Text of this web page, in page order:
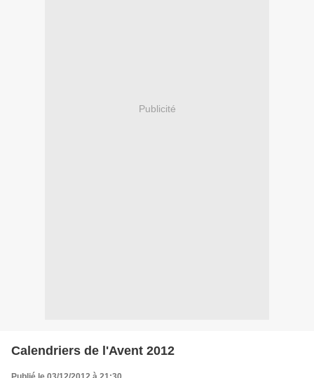
Publicité
Calendriers de l'Avent 2012